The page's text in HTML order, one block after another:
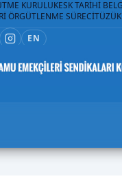
KURULUKESK TARİHİ
ÖRGÜTLENME SÜRECİTÜZÜK
EN